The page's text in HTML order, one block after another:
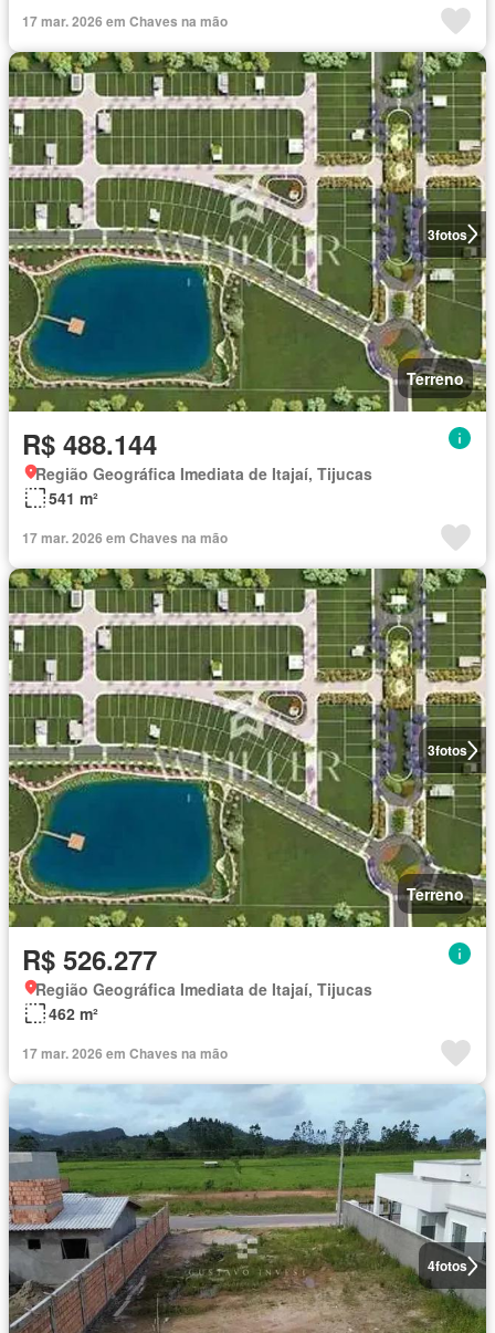
17 mar. 2026 em Chaves na mão
3fotos
Terreno
R$ 488.144
Região Geográfica Imediata de Itajaí, Tijucas
541 m²
17 mar. 2026 em Chaves na mão
3fotos
Terreno
R$ 526.277
Região Geográfica Imediata de Itajaí, Tijucas
462 m²
17 mar. 2026 em Chaves na mão
4fotos